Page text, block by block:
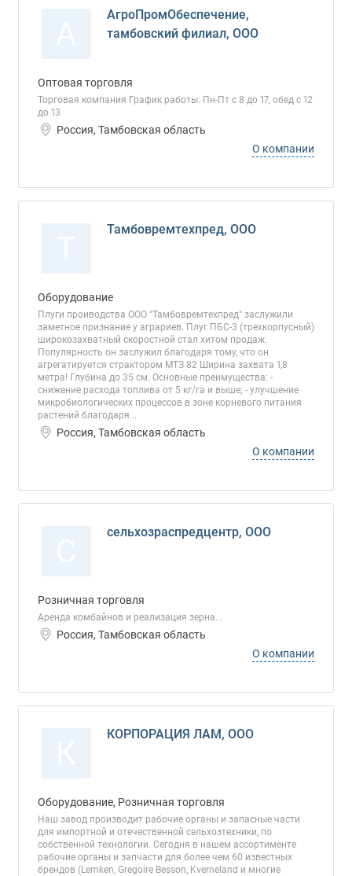
АгроПромОбеспечение,
тамбовский филиал, ООО
Оптовая торговля
Торговая компания График работы: Пн-Пт с 8 до 17, обед с 12
до 13
Россия, Тамбовская область
О компании
Тамбовремтехпред, ООО
Оборудование
Плуги проиводства ООО "Тамбовремтехпред" заслужили
заметное признание у аграриев. Плуг ПБС-3 (трехкорпусный)
широкозахватный скоростной стал хитом продаж.
Популярность он заслужил благодаря тому, что он
агрегатируется страктором МТЗ 82 Ширина захвата 1,8
метра! Глубина до 35 см. Основные преимущества: -
снижение расхода топлива от 5 кг/га и выше; - улучшение
микробиологических процессов в зоне корневого питания
растений благодаря...
Россия, Тамбовская область
О компании
сельхозраспредцентр, ООО
Розничная торговля
Аренда комбайнов и реализация зерна...
Россия, Тамбовская область
О компании
КОРПОРАЦИЯ ЛАМ, ООО
Оборудование, Розничная торговля
Наш завод производит рабочие органы и запасные части
для импортной и отечественной сельхозтехники, по
собственной технологии. Сегодня в нашем ассортименте
рабочие органы и запчасти для более чем 60 известных
брендов (Lemken, Gregoire Besson, Kverneland и многие